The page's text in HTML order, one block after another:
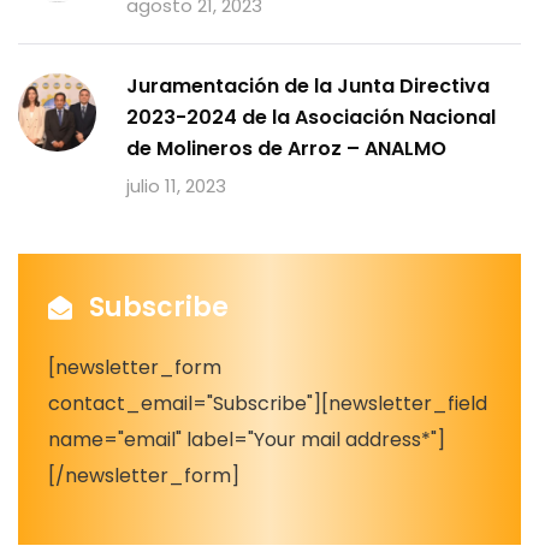
agosto 21, 2023
Juramentación de la Junta Directiva
2023-2024 de la Asociación Nacional
de Molineros de Arroz – ANALMO
julio 11, 2023
Subscribe
[newsletter_form
contact_email="Subscribe"][newsletter_field
name="email" label="Your mail address*"]
[/newsletter_form]